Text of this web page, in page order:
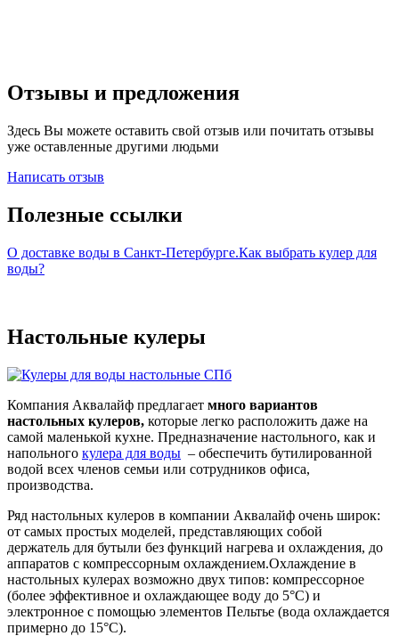
Отзывы и предложения
Здесь Вы можете оставить свой отзыв или почитать отзывы
уже оставленные другими людьми
Написать отзыв
Полезные ссылки
О доставке воды в Санкт-Петербурге.Как выбрать кулер для
воды?
Настольные кулеры
Компания Аквалайф предлагает много вариантов
настольных кулеров, которые легко расположить даже на
самой маленькой кухне. Предназначение настольного, как и
напольного кулера для воды – обеспечить бутилированной
водой всех членов семьи или сотрудников офиса,
производства.
Ряд настольных кулеров в компании Аквалайф очень широк:
от самых простых моделей, представляющих собой
держатель для бутыли без функций нагрева и охлаждения, до
аппаратов с компрессорным охлаждением.Охлаждение в
настольных кулерах возможно двух типов: компрессорное
(более эффективное и охлаждающее воду до 5°С) и
электронное с помощью элементов Пельтье (вода охлаждается
примерно до 15°С).